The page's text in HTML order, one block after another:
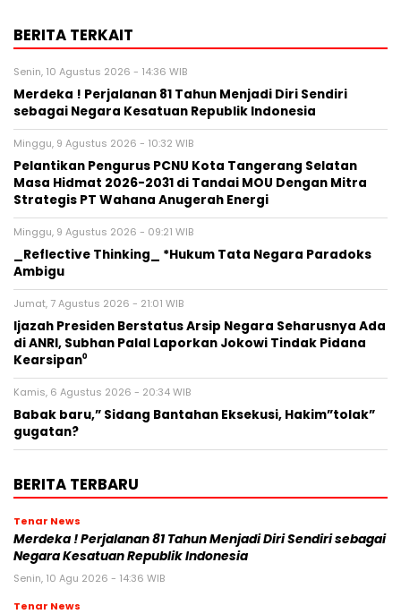
BERITA TERKAIT
Senin, 10 Agustus 2026 - 14:36 WIB
Merdeka ! Perjalanan 81 Tahun Menjadi Diri Sendiri
sebagai Negara Kesatuan Republik Indonesia
Minggu, 9 Agustus 2026 - 10:32 WIB
Pelantikan Pengurus PCNU Kota Tangerang Selatan
Masa Hidmat 2026-2031 di Tandai MOU Dengan Mitra
Strategis PT Wahana Anugerah Energi
Minggu, 9 Agustus 2026 - 09:21 WIB
_Reflective Thinking_ *Hukum Tata Negara Paradoks
Ambigu
Jumat, 7 Agustus 2026 - 21:01 WIB
Ijazah Presiden Berstatus Arsip Negara Seharusnya Ada
di ANRI, Subhan Palal Laporkan Jokowi Tindak Pidana
Kearsipan⁰
Kamis, 6 Agustus 2026 - 20:34 WIB
Babak baru,” Sidang Bantahan Eksekusi, Hakim”tolak”
gugatan?
BERITA TERBARU
Tenar News
Merdeka ! Perjalanan 81 Tahun Menjadi Diri Sendiri sebagai
Negara Kesatuan Republik Indonesia
Senin, 10 Agu 2026 - 14:36 WIB
Tenar News